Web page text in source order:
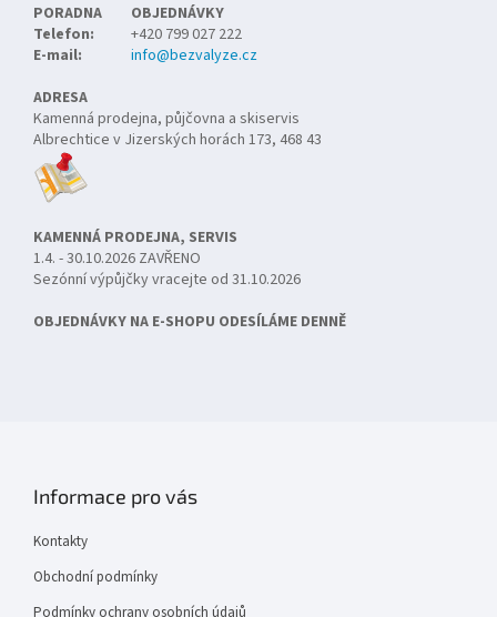
PORADNA
OBJEDNÁVKY
Telefon:
+420 799 027 222
E-mail:
info@bezvalyze.cz
ADRESA
Kamenná prodejna, půjčovna a skiservis
Albrechtice v Jizerských horách 173, 468 43
KAMENNÁ PRODEJNA, SERVIS
1.4. - 30.10.2026 ZAVŘENO
Sezónní výpůjčky vracejte od 31.10.2026
OBJEDNÁVKY NA E-SHOPU ODESÍLÁME DENNĚ
Informace pro vás
Kontakty
Obchodní podmínky
Podmínky ochrany osobních údajů